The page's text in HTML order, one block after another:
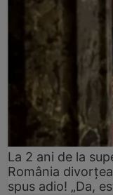
La 2 ani de la
România
spus adio! „Da,